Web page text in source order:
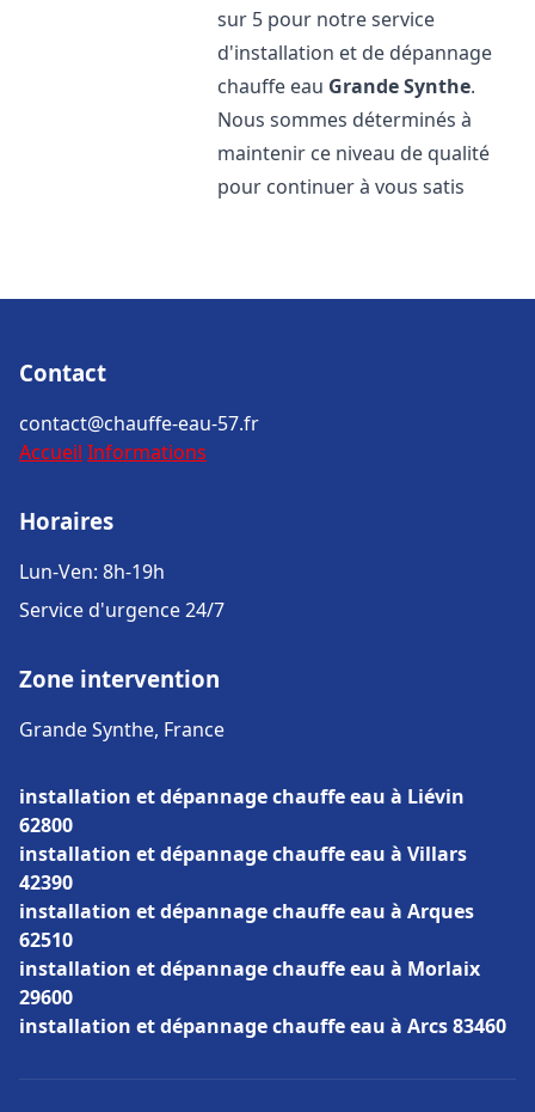
sur 5 pour notre service
d'installation et de dépannage
chauffe eau Grande Synthe.
Nous sommes déterminés à
maintenir ce niveau de qualité
pour continuer à vous satis
Contact
contact@chauffe-eau-57.fr
Accueil Informations
Horaires
Lun-Ven: 8h-19h
Service d'urgence 24/7
Zone intervention
Grande Synthe, France
installation et dépannage chauffe eau à Liévin
62800
installation et dépannage chauffe eau à Villars
42390
installation et dépannage chauffe eau à Arques
62510
installation et dépannage chauffe eau à Morlaix
29600
installation et dépannage chauffe eau à Arcs 83460